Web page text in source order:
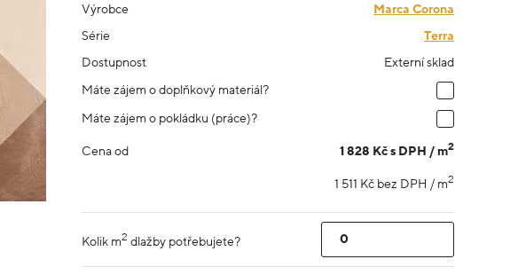
Výrobce
Marca Corona
Série
Terra
Dostupnost
Externí sklad
Máte zájem o doplňkový materiál?
Máte zájem o pokládku (práce)?
Cena od
1 828 Kč s DPH / m2
1 511 Kč bez DPH / m2
Kolik m2 dlažby potřebujete?